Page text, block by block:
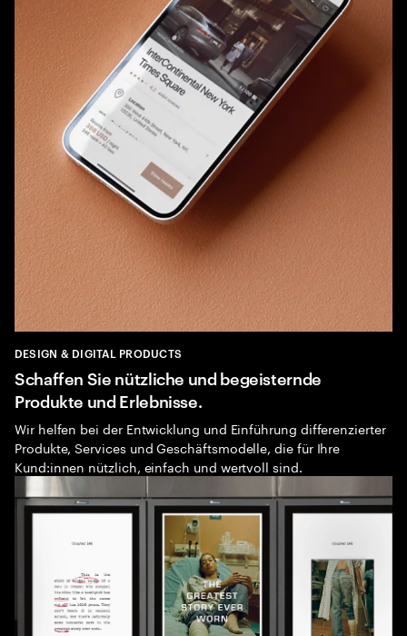
DESIGN & DIGITAL PRODUCTS
Schaffen Sie nützliche und begeisternde
Produkte und Erlebnisse.
Wir helfen bei der Entwicklung und Einführung differenzierter
Produkte, Services und Geschäftsmodelle, die für Ihre
Kund:innen nützlich, einfach und wertvoll sind.